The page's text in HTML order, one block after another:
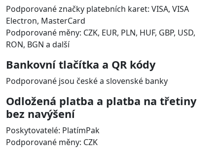
Podporované značky platebních karet: VISA, VISA
Electron, MasterCard
Podporované měny: CZK, EUR, PLN, HUF, GBP, USD,
RON, BGN a další
Bankovní tlačítka a QR kódy
Podporované jsou české a slovenské banky
Odložená platba a platba na třetiny
bez navýšení
Poskytovatelé: PlatímPak
Podporované měny: CZK